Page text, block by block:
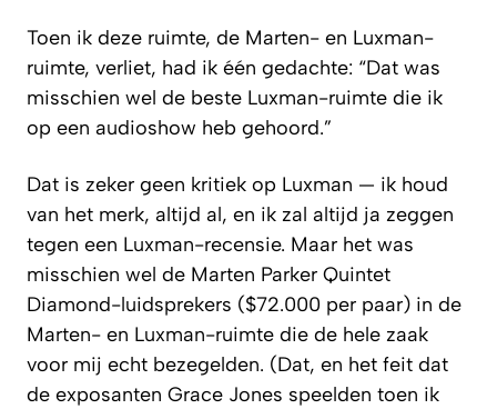
Toen ik deze ruimte, de Marten- en Luxman-
ruimte, verliet, had ik één gedachte: “Dat was
misschien wel de beste Luxman-ruimte die ik
op een audioshow heb gehoord.”
Dat is zeker geen kritiek op Luxman — ik houd
van het merk, altijd al, en ik zal altijd ja zeggen
tegen een Luxman-recensie. Maar het was
misschien wel de Marten Parker Quintet
Diamond-luidsprekers ($72.000 per paar) in de
Marten- en Luxman-ruimte die de hele zaak
voor mij echt bezegelden. (Dat, en het feit dat
de exposanten Grace Jones speelden toen ik